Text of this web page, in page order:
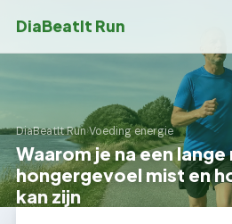
DiaBeatIt Run
DiaBeatIt Run›Voeding energie
Waarom je na een lange
hongergevoel mist en
kan zijn